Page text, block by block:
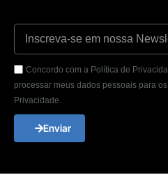
Concordo com a Política de
processar meus dados pessoais para
Privacidade.
Enviar